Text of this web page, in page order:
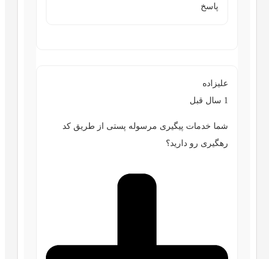
پاسخ
علیزاده
1 سال قبل
شما خدمات پیگیری مرسوله پستی از طریق کد
رهگیری رو دارید؟